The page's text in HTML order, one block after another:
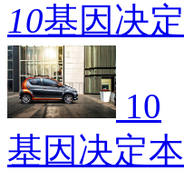
10基因决
10
基因决定